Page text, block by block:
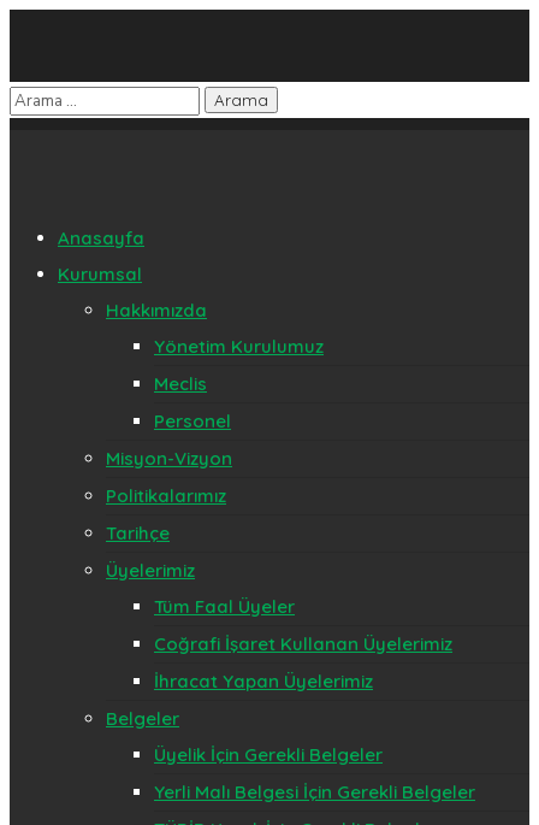
Anasayfa
Kurumsal
Hakkımızda
Yönetim Kurulumuz
Meclis
Personel
Misyon-Vizyon
Politikalarımız
Tarihçe
Üyelerimiz
Tüm Faal Üyeler
Coğrafi İşaret Kullanan Üyelerimiz
İhracat Yapan Üyelerimiz
Belgeler
Üyelik İçin Gerekli Belgeler
Yerli Malı Belgesi İçin Gerekli Belgeler